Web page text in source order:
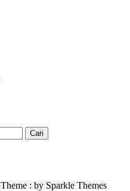
: by Sparkle Themes